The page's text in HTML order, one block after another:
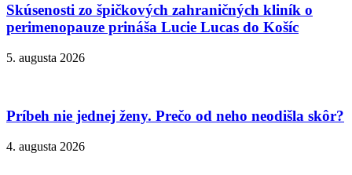
Skúsenosti zo špičkových zahraničných kliník o
perimenopauze prináša Lucie Lucas do Košíc
5. augusta 2026
Príbeh nie jednej ženy. Prečo od neho neodišla skôr?
4. augusta 2026